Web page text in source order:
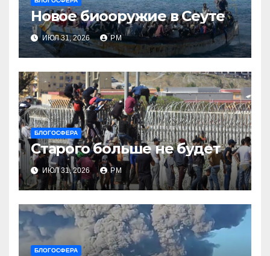
Новое биооружие в Сеуте
ИЮЛ 31, 2026 РМ
БЛОГОСФЕРА
Старого больше не будет
ИЮЛ 31, 2026 РМ
БЛОГОСФЕРА